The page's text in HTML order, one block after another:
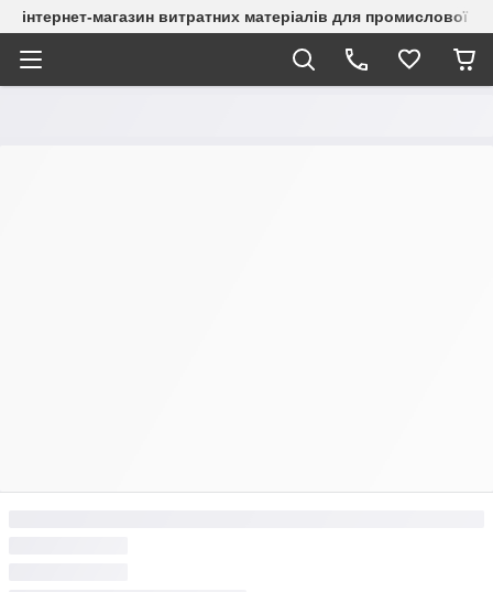
інтернет-магазин витратних матеріалів для промислової